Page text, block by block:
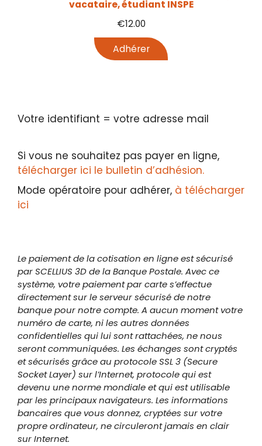
vacataire, étudiant INSPE
€12.00
Adhérer
Votre identifiant = votre adresse mail
Si vous ne souhaitez pas payer en ligne,
télécharger ici le bulletin d’adhésion.
Mode opératoire pour adhérer, à télécharger
ici
Le paiement de la cotisation en ligne est sécurisé
par SCELLIUS 3D de la Banque Postale. Avec ce
système, votre paiement par carte s’effectue
directement sur le serveur sécurisé de notre
banque pour notre compte. A aucun moment votre
numéro de carte, ni les autres données
confidentielles qui lui sont rattachées, ne nous
seront communiquées. Les échanges sont cryptés
et sécurisés grâce au protocole SSL 3 (Secure
Socket Layer) sur l’Internet, protocole qui est
devenu une norme mondiale et qui est utilisable
par les principaux navigateurs. Les informations
bancaires que vous donnez, cryptées sur votre
propre ordinateur, ne circuleront jamais en clair
sur Internet.